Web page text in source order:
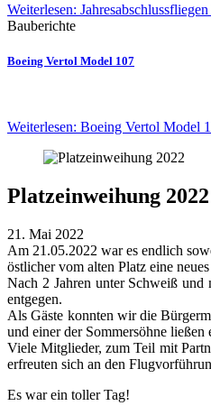
Weiterlesen:
Bauberichte
Boeing Vertol Model 107
Weiterlesen: Boeing Vertol Model
Platzeinweihung 2022
21. Mai 2022
Am 21.05.2022 war es endlich
östlicher vom alten Platz eine
Nach 2 Jahren unter Schweiß und
entgegen.
Als Gäste konnten wir die
und einer der Sommersöhne
Viele Mitglieder, zum Teil mit
erfreuten sich an den
Es war ein toller Tag!